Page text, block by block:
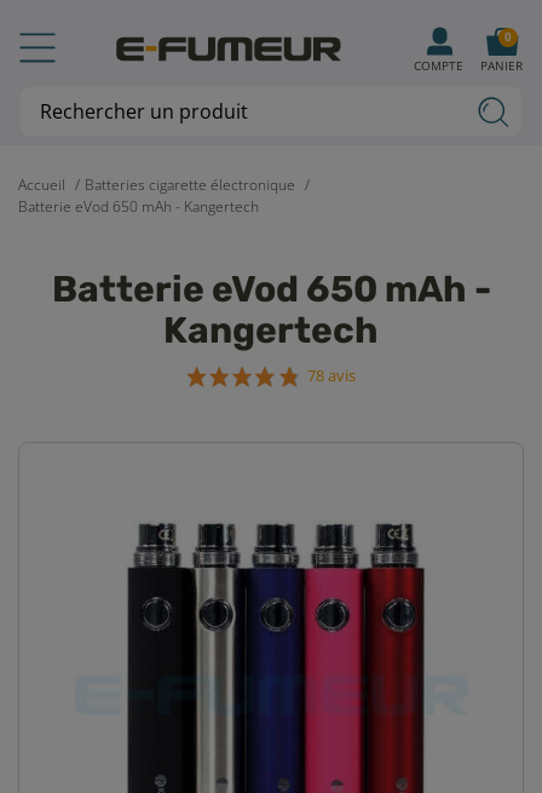
Accueil
Batteries cigarette électronique
Batterie eVod 650 mAh - Kangertech
Batterie eVod 650 mAh -
Kangertech
78 avis
COMPTE PANIER
0